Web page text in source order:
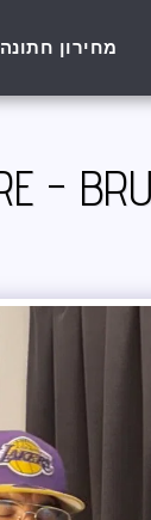
מחירון חתונה
-